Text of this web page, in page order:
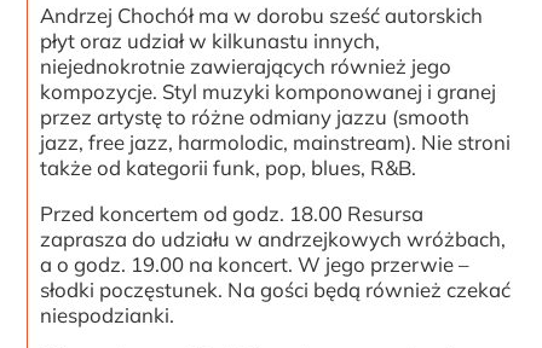
Andrzej Chochół ma w dorobu sześć autorskich
płyt oraz udział w kilkunastu innych,
niejednokrotnie zawierających również jego
kompozycje. Styl muzyki komponowanej i granej
przez artystę to różne odmiany jazzu (smooth
jazz, free jazz, harmolodic, mainstream). Nie stroni
także od kategorii funk, pop, blues, R&B.
Przed koncertem od godz. 18.00 Resursa
zaprasza do udziału w andrzejkowych wróżbach,
a o godz. 19.00 na koncert. W jego przerwie –
słodki poczęstunek. Na gości będą również czekać
niespodzianki.